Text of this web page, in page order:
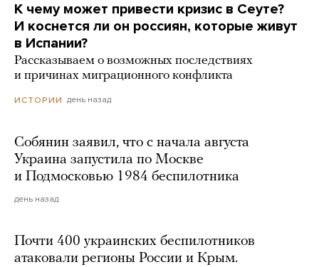
К чему может привести кризис в Сеуте?
И коснется ли он россиян, которые живут
в Испании?
Рассказываем о возможных последствиях
и причинах миграционного конфликта
ИСТОРИИ день назад
Собянин заявил, что с начала августа
Украина запустила по Москве
и Подмосковью 1984 беспилотника
день назад
Почти 400 украинских беспилотников
атаковали регионы России и Крым.